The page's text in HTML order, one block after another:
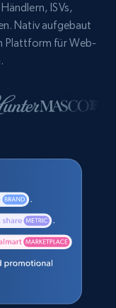
ISVs,
Nativ aufgebaut
Plattform für Web-